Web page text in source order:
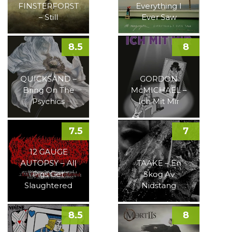
FINSTERFORST
– Still
Everything I
Ever Saw
QUICKSAND –
Bring On The
Psychics
8.5
GORDON
McMICHAEL –
Ich Mit Mir
8
12 GAUGE
AUTOPSY – All
Pigs Get
Slaughtered
7.5
TAAKE – En
Skog Av
Nidstang
7
8.5 8